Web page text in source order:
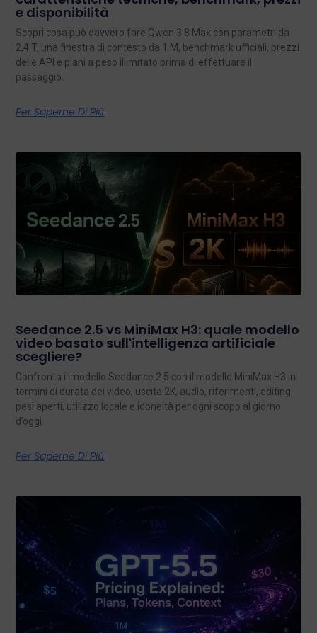
e disponibilità
Scopri cosa può davvero fare Qwen 3.8 Max con parametri da
2,4 T, una finestra di contesto da 1 M, benchmark ufficiali, prezzi
delle API e piani a peso illimitato prima di effettuare il
passaggio.
Per Saperne Di Più
Seedance 2.5 vs MiniMax H3: quale modello
video basato sull'intelligenza artificiale
scegliere?
Confronta il modello Seedance 2.5 con il modello MiniMax H3 in
termini di durata dei video, uscita 2K, audio, riferimenti, editing,
pesi aperti, utilizzo locale e idoneità per ogni scopo al giorno
d’oggi.
Per Saperne Di Più